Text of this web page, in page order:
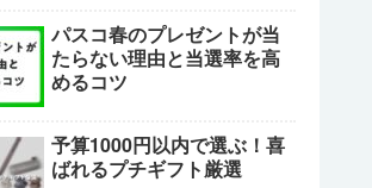
パスコ春のプレゼントが当
たらない理由と当選率を高
めるコツ
予算1000円以内で選ぶ！喜
ばれるプチギフト厳選